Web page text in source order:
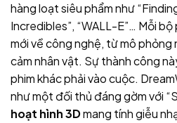
hàng loạt siêu phẩm như
Incredibles”, “WALL-E”… Mỗi
mới về công nghệ, từ mô
cảm nhân vật. Sự thành công
phim khác phải vào cuộc.
như một đối thủ đáng gờm với
hoạt hình 3Dmang tính giễu